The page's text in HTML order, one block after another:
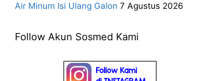
Air Minum Isi Ulang Galon 7 Agustus 2026
Follow Akun Sosmed Kami